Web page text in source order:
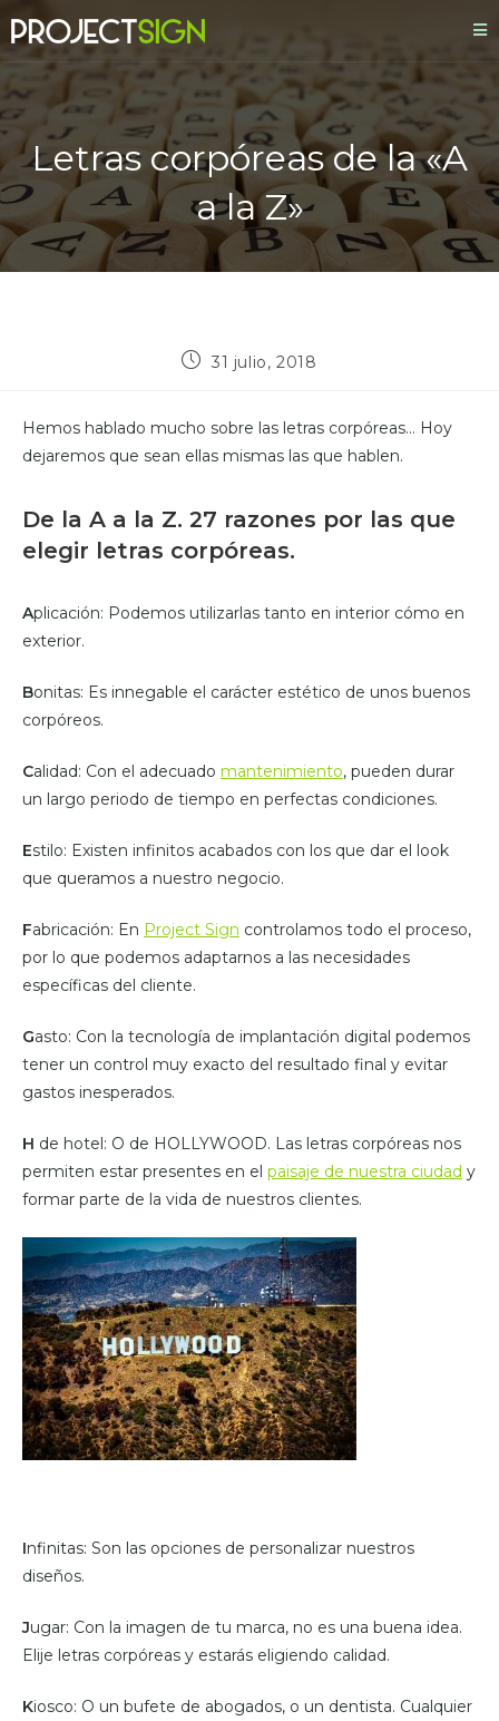
Letras corpóreas de la «A
a la Z»
31 julio, 2018
Hemos hablado mucho sobre las letras corpóreas… Hoy
dejaremos que sean ellas mismas las que hablen.
De la A a la Z. 27 razones por las que
elegir letras corpóreas.
Aplicación: Podemos utilizarlas tanto en interior cómo en
exterior.
Bonitas: Es innegable el carácter estético de unos buenos
corpóreos.
Calidad: Con el adecuado mantenimiento, pueden durar
un largo periodo de tiempo en perfectas condiciones.
Estilo: Existen infinitos acabados con los que dar el look
que queramos a nuestro negocio.
Fabricación: En Project Sign controlamos todo el proceso,
por lo que podemos adaptarnos a las necesidades
específicas del cliente.
Gasto: Con la tecnología de implantación digital podemos
tener un control muy exacto del resultado final y evitar
gastos inesperados.
H de hotel: O de HOLLYWOOD. Las letras corpóreas nos
permiten estar presentes en el paisaje de nuestra ciudad y
formar parte de la vida de nuestros clientes.
Infinitas: Son las opciones de personalizar nuestros
diseños.
Jugar: Con la imagen de tu marca, no es una buena idea.
Elije letras corpóreas y estarás eligiendo calidad.
Kiosco: O un bufete de abogados, o un dentista. Cualquier